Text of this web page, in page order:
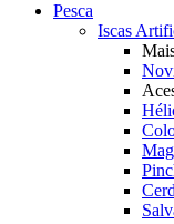
Pesca
Iscas